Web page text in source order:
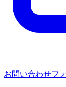
お問い合わせフ